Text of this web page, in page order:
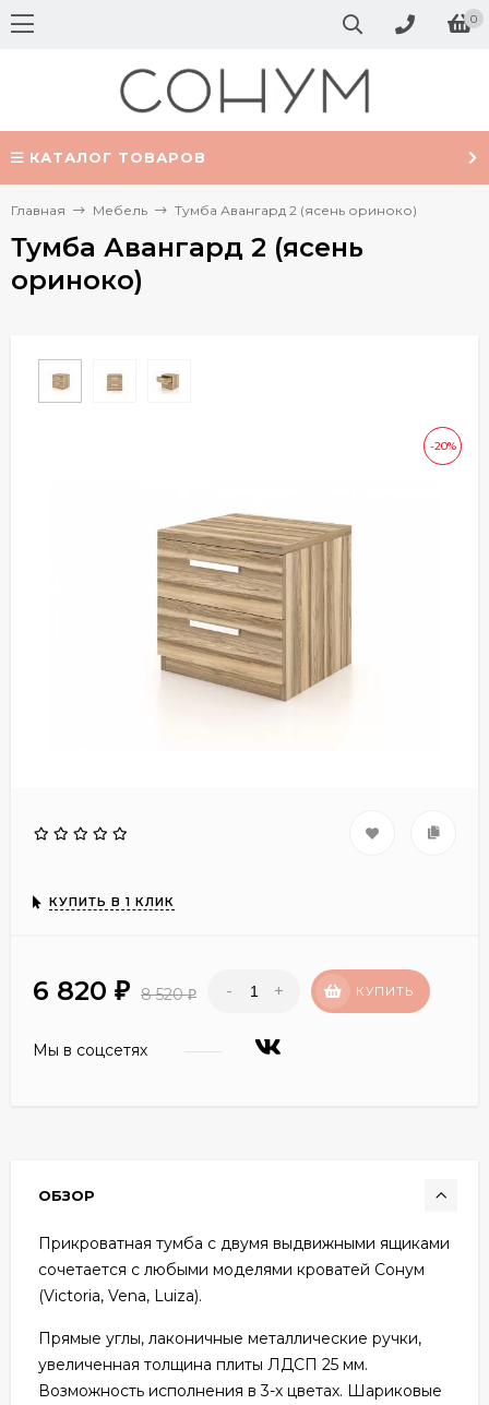
0
КАТАЛОГ ТОВАРОВ
Главная Мебель Тумба Авангард 2 (ясень ориноко)
Тумба Авангард 2 (ясень
ориноко)
-20%
КУПИТЬ В 1 КЛИК
6 820 ₽ 8 520₽ - + КУПИТЬ
Мы в соцсетях
ОБЗОР
Прикроватная тумба с двумя выдвижными ящиками
сочетается с любыми моделями кроватей Сонум
(Victoria, Vena, Luiza).
Прямые углы, лаконичные металлические ручки,
увеличенная толщина плиты ЛДСП 25 мм.
Возможность исполнения в 3-х цветах. Шариковые